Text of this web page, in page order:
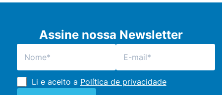
Assine nossa Newsletter
Li e aceito a Política de privacidade